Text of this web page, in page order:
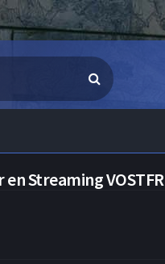
Streaming VOSTFR